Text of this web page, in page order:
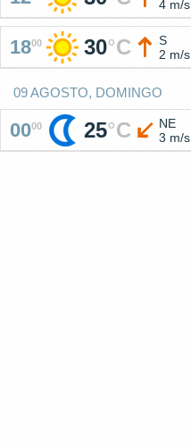
4 m/s
1800 30°C
S
2 m/s
09 AGOSTO, DOMINGO
0000 25°C
NE
3 m/s